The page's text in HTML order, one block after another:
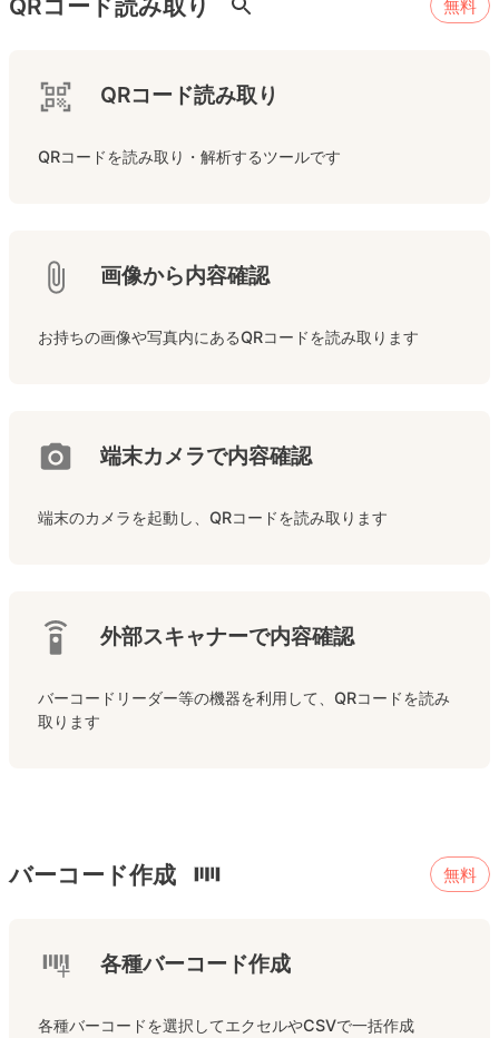
QRコード読み取り 無料
QRコード読み取り
QRコードを読み取り・解析するツールです
画像から内容確認
お持ちの画像や写真内にあるQRコードを読み取ります
端末カメラで内容確認
端末のカメラを起動し、QRコードを読み取ります
外部スキャナーで内容確認
バーコードリーダー等の機器を利用して、QRコードを読み
取ります
バーコード作成 無料
各種バーコード作成
各種バーコードを選択してエクセルやCSVで一括作成